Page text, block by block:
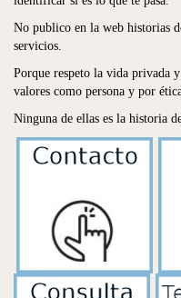
No publico en la web historias
servicios.
Porque respeto la vida privada
valores como persona y por
Ninguna de ellas es la historia